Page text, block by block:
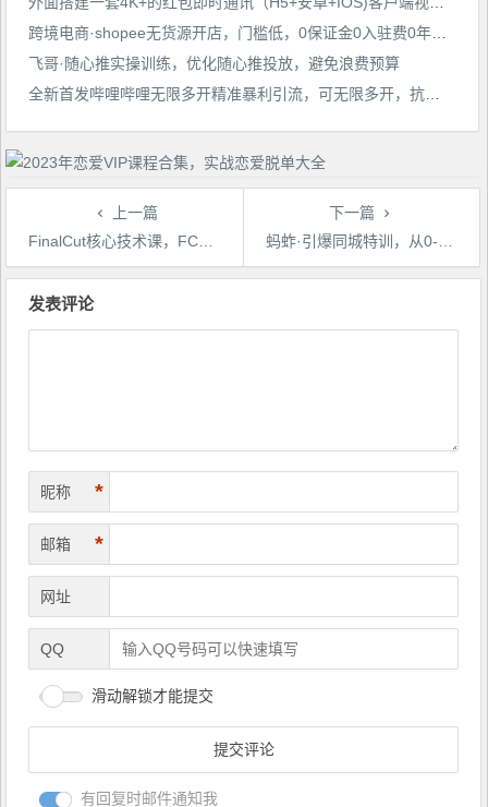
飞哥·随心推实操训练，优化随心推投放，避免浪费预算
上一篇
FinalCut核心技术课，FCP基础剪辑调色影视视频制作专业入门
下一篇
蚂蚱·引爆同城特训，从0-1引爆你的同城流量，2023年抢占本地生活万亿赛道
文
发表评论
昵称 *
邮箱 *
网址
QQ
滑动解锁才能提交
有回复时邮件通知我